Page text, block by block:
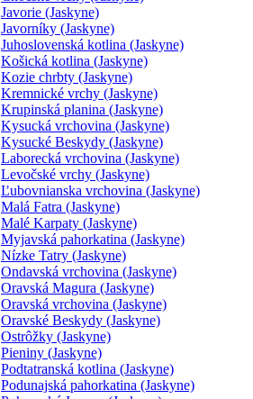
Javorie (Jaskyne)
Javorníky (Jaskyne)
Juhoslovenská kotlina (Jaskyne)
Košická kotlina (Jaskyne)
Kozie chrbty (Jaskyne)
Kremnické vrchy (Jaskyne)
Krupinská planina (Jaskyne)
Kysucká vrchovina (Jaskyne)
Kysucké Beskydy (Jaskyne)
Laborecká vrchovina (Jaskyne)
Levočské vrchy (Jaskyne)
Ľubovnianska vrchovina (Jaskyne)
Malá Fatra (Jaskyne)
Malé Karpaty (Jaskyne)
Myjavská pahorkatina (Jaskyne)
Nízke Tatry (Jaskyne)
Ondavská vrchovina (Jaskyne)
Oravská Magura (Jaskyne)
Oravská vrchovina (Jaskyne)
Oravské Beskydy (Jaskyne)
Ostrôžky (Jaskyne)
Pieniny (Jaskyne)
Podtatranská kotlina (Jaskyne)
Podunajská pahorkatina (Jaskyne)